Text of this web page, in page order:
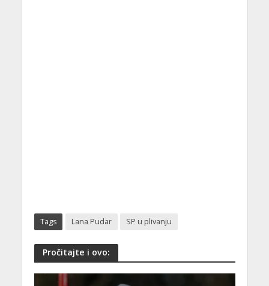
Tags Lana Pudar SP u plivanju
Pročitajte i ovo: